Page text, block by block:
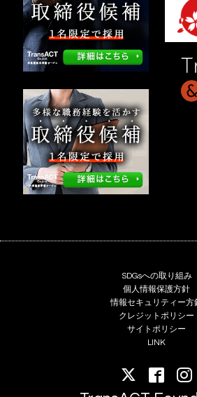
SDGsへの取り組み
個人情報保護方針
情報セキュリティー方
クレジットポリシー
サイトポリシー
LINK